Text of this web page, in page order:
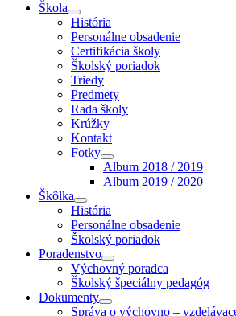
Škola
História
Personálne obsadenie
Certifikácia školy
Školský poriadok
Triedy
Predmety
Rada školy
Krúžky
Kontakt
Fotky
Album 2018 / 2019
Album 2019 / 2020
Škôlka
História
Personálne obsadenie
Školský poriadok
Poradenstvo
Výchovný poradca
Školský špeciálny pedagóg
Dokumenty
Správa o výchovno –